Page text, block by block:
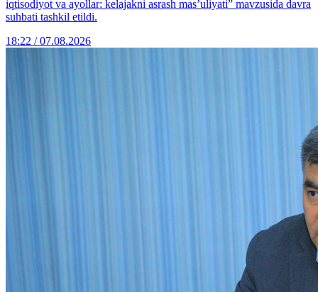
iqtisodiyot va ayollar: kelajakni asrash mas’uliyati” mavzusida davra
suhbati tashkil etildi.
18:22 / 07.08.2026